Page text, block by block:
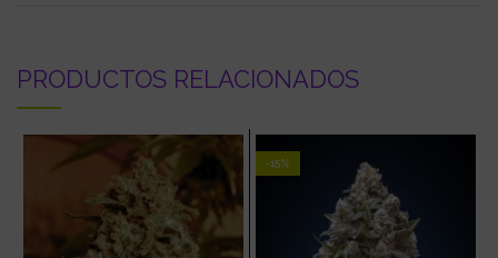
PRODUCTOS RELACIONADOS
-15%